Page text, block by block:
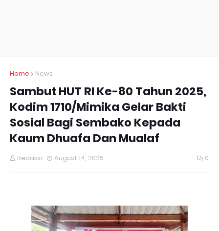
Home News
Sambut HUT RI Ke-80 Tahun 2025,
Kodim 1710/Mimika Gelar Bakti
Sosial Bagi Sembako Kepada
Kaum Dhuafa Dan Mualaf
Redaksi August 14, 2025 0